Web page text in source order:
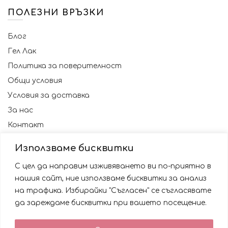
Използваме бисквитки
С цел да направим изживяването ви по-приятно в
нашия сайт, ние използваме бисквитки за анализ
на трафика. Избирайки "Съгласен" се съгласявате
да зареждаме бисквитки при вашето посещение.
ПОЛЕЗНИ ВРЪЗКИ
Блог
Гел Лак
Политика за поверителност
Общи условия
Условия за доставка
За нас
Контакт
Използваме бисквитки за да подобрим вашата